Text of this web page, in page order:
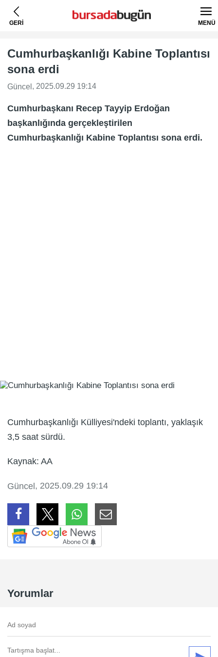
GERİ MENÜ
Cumhurbaşkanlığı Kabine Toplantısı
sona erdi
Güncel , 2025.09.29 19:14
Cumhurbaşkanı Recep Tayyip Erdoğan
başkanlığında gerçekleştirilen
Cumhurbaşkanlığı Kabine Toplantısı sona erdi.
Cumhurbaşkanlığı Külliyesi'ndeki toplantı, yaklaşık
3,5 saat sürdü.
Kaynak: AA
Güncel , 2025.09.29 19:14
Yorumlar